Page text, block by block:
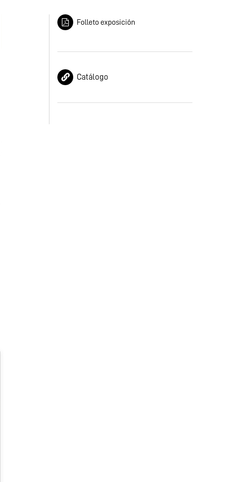
Folleto exposición
Catálogo